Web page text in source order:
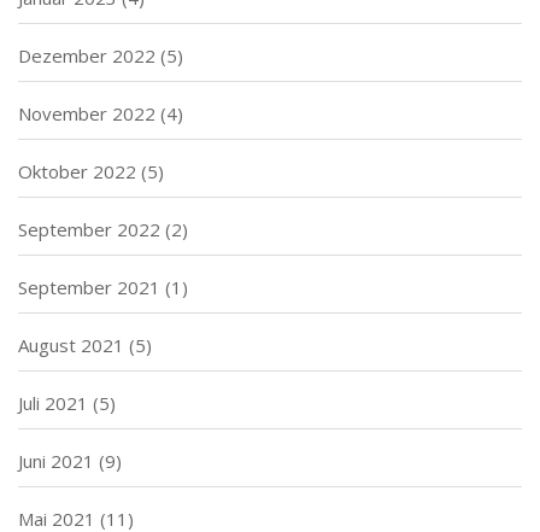
Dezember 2022 (5)
November 2022 (4)
Oktober 2022 (5)
September 2022 (2)
September 2021 (1)
August 2021 (5)
Juli 2021 (5)
Juni 2021 (9)
Mai 2021 (11)